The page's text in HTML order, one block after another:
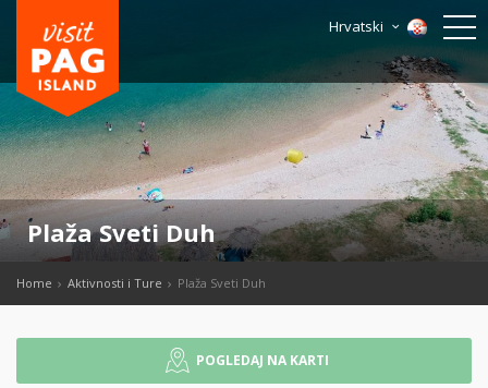
Hrvatski
Plaža Sveti Duh
Home Aktivnosti i Ture Plaža Sveti Duh
POGLEDAJ NA KARTI